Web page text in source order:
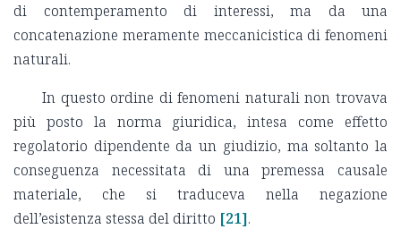
di contemperamento di interessi, ma da una
concatenazione meramente meccanicistica di fenomeni
naturali.
In questo ordine di fenomeni naturali non trovava
più posto la norma giuridica, intesa come effetto
regolatorio dipendente da un giudizio, ma soltanto la
conseguenza necessitata di una premessa causale
materiale, che si traduceva nella negazione
dell’esistenza stessa del diritto [21].